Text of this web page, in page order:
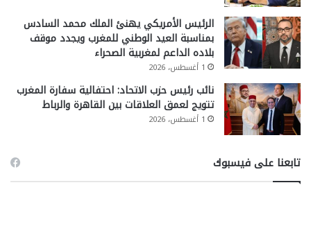
الرئيس الأمريكي يهنئ الملك محمد السادس
بمناسبة العيد الوطني للمغرب ويجدد موقف
بلاده الداعم لمغربية الصحراء
1 أغسطس، 2026
نائب رئيس حزب الاتحاد: احتفالية سفارة المغرب
تتويج لعمق العلاقات بين القاهرة والرباط
1 أغسطس، 2026
تابعنا على فيسبوك